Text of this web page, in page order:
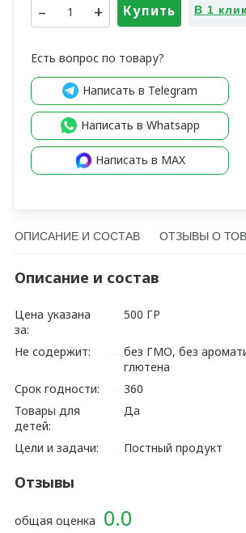
– + Купить В 1 клик
Есть вопрос по товару?
Написать в Telegram
Написать в Whatsapp
Написать в MAX
ОПИСАНИЕ И СОСТАВ ОТЗЫВЫ О
Описание и состав
Цена указана
за:
500 ГР
Не содержит:
без ГМО, без
глютена
Срок годности:
360
Товары для
детей:
Да
Цели и задачи: Постный продукт
Отзывы
0.0
общая оценка